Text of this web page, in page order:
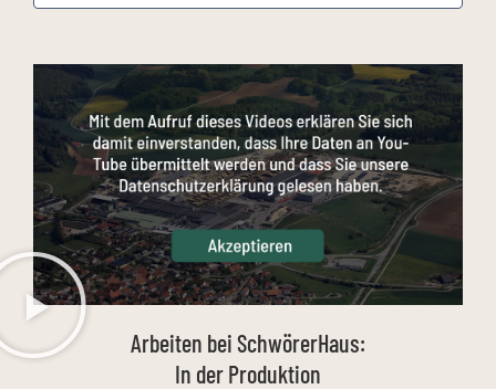
Arbeiten bei SchwörerHaus:
In der Produktion